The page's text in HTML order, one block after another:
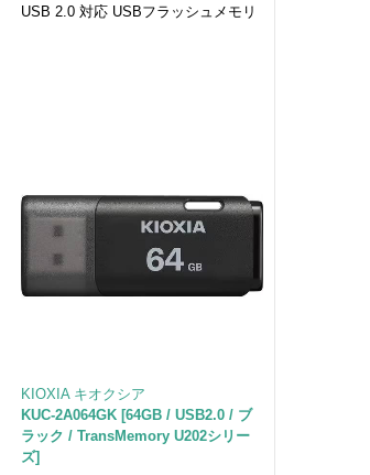
USB 2.0 対応 USBフラッシュメモリ
KIOXIA キオクシア
KUC-2A064GK [64GB / USB2.0 / ブ
ラック / TransMemory U202シリー
ズ]